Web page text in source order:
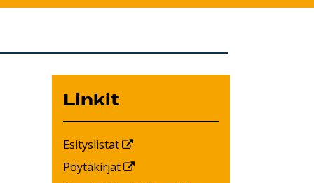
Linkit
Esityslistat
Pöytäkirjat